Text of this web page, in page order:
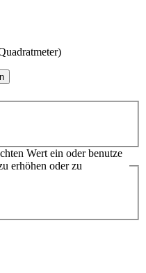
Wert ein oder benutze
erhöhen oder zu